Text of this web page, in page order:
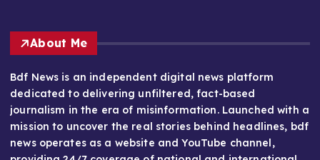
About Me
Bdf News is an independent digital news platform
dedicated to delivering unfiltered, fact-based
journalism in the era of misinformation. Launched with a
mission to uncover the real stories behind headlines, bdf
news operates as a website and YouTube channel,